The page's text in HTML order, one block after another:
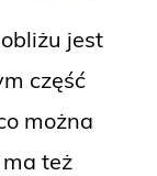
jest
część
można
też